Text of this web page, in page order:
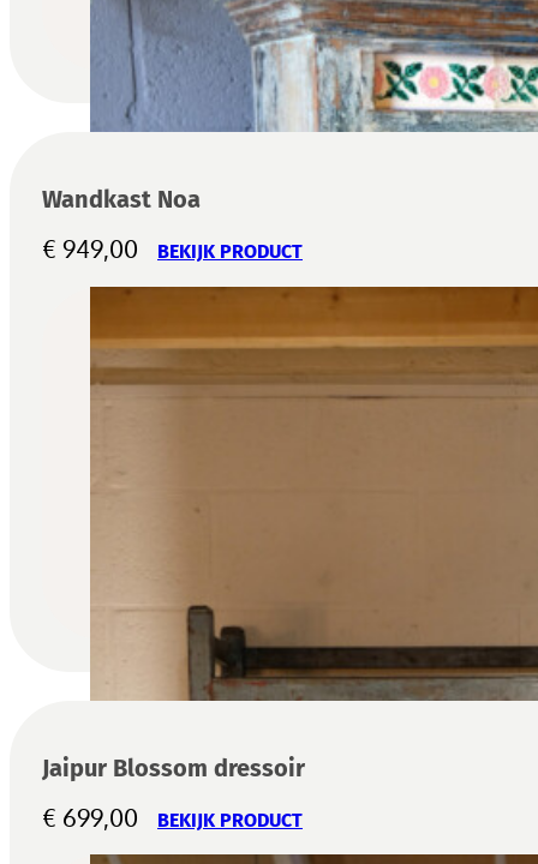
Wandkast Noa
€ 949,00 BEKIJK PRODUCT
Jaipur Blossom dressoir
€ 699,00 BEKIJK PRODUCT